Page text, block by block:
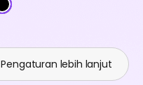
Pengaturan lebih lanjut